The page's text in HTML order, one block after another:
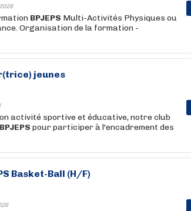
BPJEPS Multi-Activités Physiques ou
Organisation de la formation -
jeunes
activité sportive et éducative, notre club
BPJEPS pour participer à l'encadrement des
Basket-Ball (H/F)